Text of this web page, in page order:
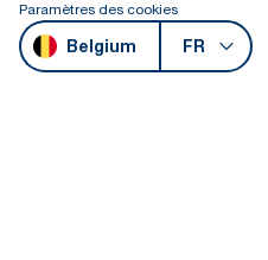
Paramètres des cookies
Belgium FR